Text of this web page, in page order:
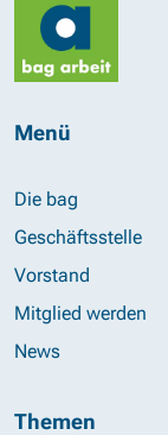
Menü
Die bag
Geschäftsstelle
Vorstand
Mitglied werden
News
Themen